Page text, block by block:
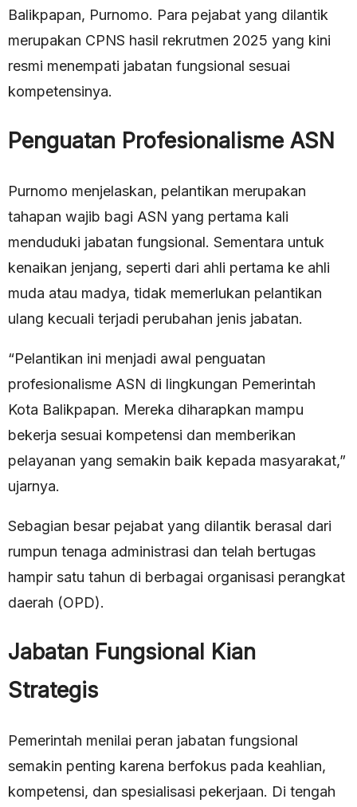
Balikpapan, Purnomo. Para pejabat yang dilantik
merupakan CPNS hasil rekrutmen 2025 yang kini
resmi menempati jabatan fungsional sesuai
kompetensinya.
Penguatan Profesionalisme ASN
Purnomo menjelaskan, pelantikan merupakan
tahapan wajib bagi ASN yang pertama kali
menduduki jabatan fungsional. Sementara untuk
kenaikan jenjang, seperti dari ahli pertama ke ahli
muda atau madya, tidak memerlukan pelantikan
ulang kecuali terjadi perubahan jenis jabatan.
“Pelantikan ini menjadi awal penguatan
profesionalisme ASN di lingkungan Pemerintah
Kota Balikpapan. Mereka diharapkan mampu
bekerja sesuai kompetensi dan memberikan
pelayanan yang semakin baik kepada masyarakat,”
ujarnya.
Sebagian besar pejabat yang dilantik berasal dari
rumpun tenaga administrasi dan telah bertugas
hampir satu tahun di berbagai organisasi perangkat
daerah (OPD).
Jabatan Fungsional Kian
Strategis
Pemerintah menilai peran jabatan fungsional
semakin penting karena berfokus pada keahlian,
kompetensi, dan spesialisasi pekerjaan. Di tengah